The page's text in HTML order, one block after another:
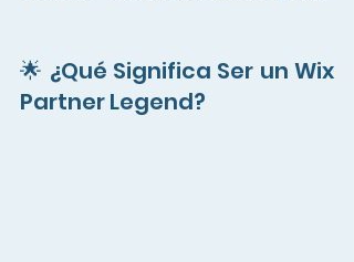
🌟 ¿Qué Significa Ser un Wix
Partner Legend?